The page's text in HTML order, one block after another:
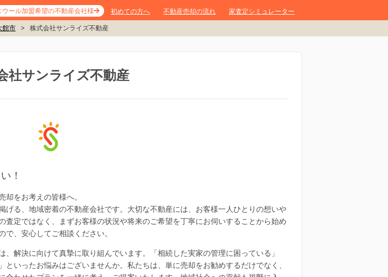
ウール加盟希望の不動産会社様 初めての方へ 不動産売却の流れ 家査定シミュレーター
館市 > 株式会社サンライズ不動産
社サンライズ不動産
！
をお考えの皆様へ。
る、地域密着の不動産会社です。大切な不動産には、お客様一人ひとりの想いや
査定ではなく、まずお客様の状況や将来のご希望を丁寧にお伺いすることから始め
、安心してご相談ください。
解決に向けて真摯に取り組んでいます。「相続した実家の管理に困っている」
といったお悩みはございませんか。私たちは、単に売却をお勧めするだけでなく、